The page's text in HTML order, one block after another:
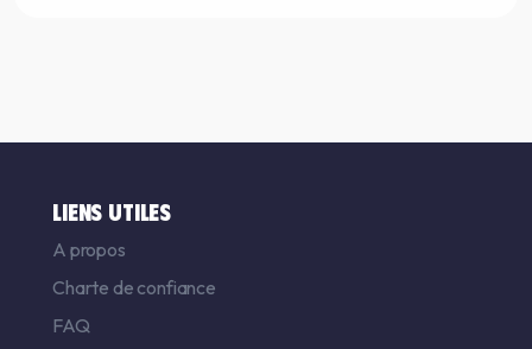
LIENS UTILES
A propos
Charte de confiance
FAQ